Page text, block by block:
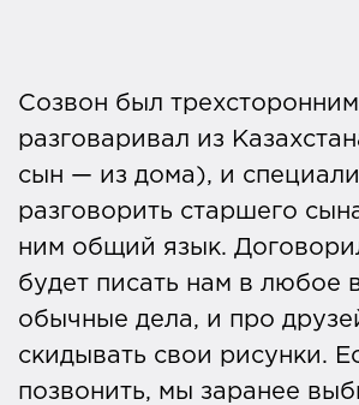
Созвон был
разговаривал из
сын — из дома), и
разговорить старшего
ним общий язык.
будет писать нам в любое
обычные дела, и про
скидывать свои рисунки.
позвонить, мы заранее